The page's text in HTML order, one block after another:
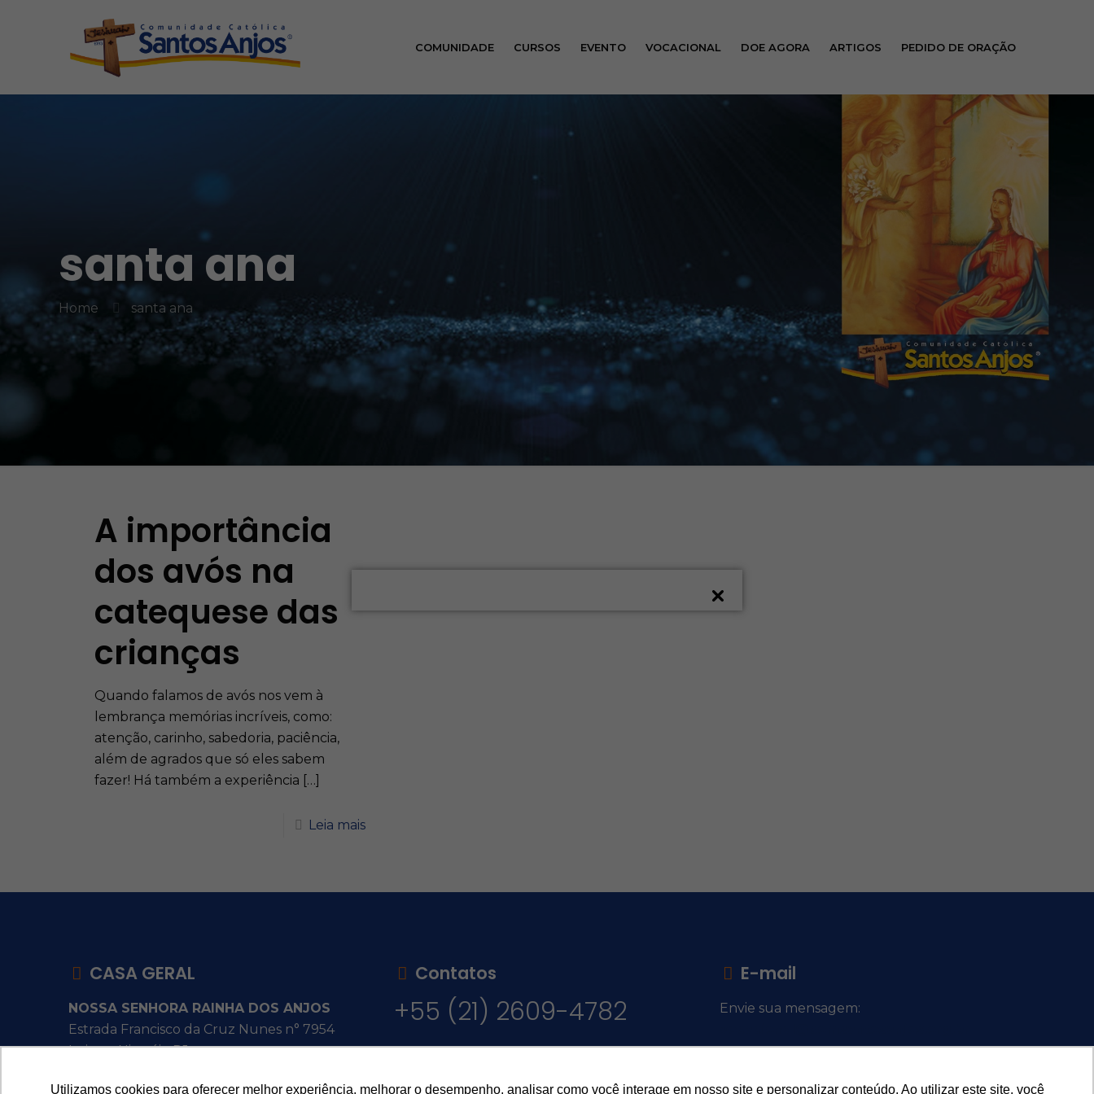
Utilizamos cookies para oferecer melhor experiência, melhorar o desempenho, analisar como você interage em nosso site e personalizar conteúdo. Ao utilizar este site, você
COMUNIDADE CURSOS EVENTO VOCACIONAL DOE AGORA ARTIGOS PEDIDO DE ORAÇÃO
santa ana
Home santa ana
A importância
dos avós na
catequese das
crianças
Quando falamos de avós nos vem à
lembrança memórias incríveis, como:
atenção, carinho, sabedoria, paciência,
além de agrados que só eles sabem
fazer! Há também a experiência […]
Leia mais
CASA GERAL
NOSSA SENHORA RAINHA DOS ANJOS
Estrada Francisco da Cruz Nunes n° 7954
Itaipu - Niterói - RJ
Contatos
+55 (21) 2609-4782
E-mail
Envie sua mensagem: